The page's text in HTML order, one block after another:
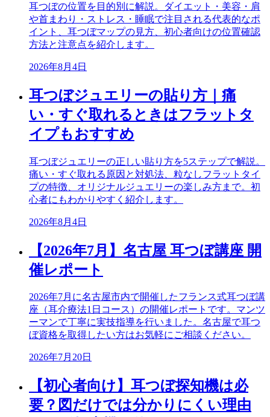
耳つぼの位置を目的別に解説。ダイエット・美容・肩
や首まわり・ストレス・睡眠で注目される代表的なポ
イント、耳つぼマップの見方、初心者向けの位置確認
方法と注意点を紹介します。
2026年8月4日
耳つぼジュエリーの貼り方｜痛
い・すぐ取れるときはフラットタ
イプもおすすめ
耳つぼジュエリーの正しい貼り方を5ステップで解説。
痛い・すぐ取れる原因と対処法、粒なしフラットタイ
プの特徴、オリジナルジュエリーの楽しみ方まで。初
心者にもわかりやすく紹介します。
2026年8月4日
【2026年7月】名古屋 耳つぼ講座 開
催レポート
2026年7月に名古屋市内で開催したフランス式耳つぼ講
座（耳介療法1日コース）の開催レポートです。マンツ
ーマンで丁寧に実技指導を行いました。名古屋で耳つ
ぼ資格を取得したい方はお気軽にご相談ください。
2026年7月20日
【初心者向け】耳つぼ探知機は必
要？図だけでは分かりにくい理由